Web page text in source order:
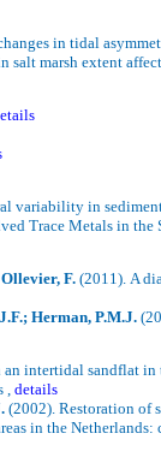
in tidal
salt marsh extent
variability in
Trace Metals in
F. (2011). A
Herman, P.M.J.
an intertidal sandflat in
details
(2002). Restoration of
in the Netherlands: